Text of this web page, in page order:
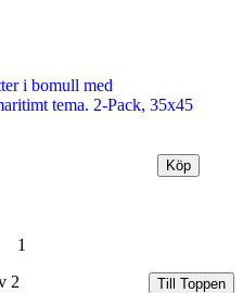
i bomull med
tema. 2-Pack, 35x45
1
2
Till Toppen